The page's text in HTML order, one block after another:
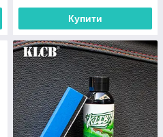
Купити